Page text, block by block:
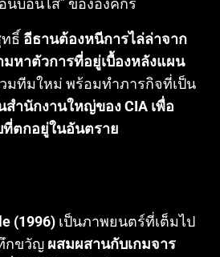
นบ่อนไส้” ขององค์กร
ธิ์ อีธานต้องหนีการไล่ล่าจาก
หาตัวการที่อยู่เบื้องหลังแผน
มทีมใหม่ พร้อมทำภารกิจที่เป็น
สำนักงานใหญ่ของ CIA เพื่อ
ตกอยู่ในอันตราย
(1996) เป็นภาพยนตร์ที่เต็มไป
กขวัญ ผสมผสานกับเกมจาร